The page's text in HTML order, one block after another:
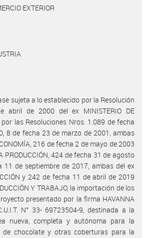
EXTERIOR
sujeta a lo establecido por la Resolución
abril de 2000 del ex MINISTERIO DE
las Resoluciones Nros. 1.089 de fecha
8 de fecha 23 de marzo de 2001, ambas
216 de fecha 2 de mayo de 2003
PRODUCCIÓN, 424 de fecha 31 de agosto
de septiembre de 2017, ambas del ex
y 242 de fecha 11 de abril de 2019
Y TRABAJO, la importación de los
presentado por la firma HAVANNA
N° 33- 69723504-9, destinada a la
nueva, completa y autónoma para la
de chocolate y otras coberturas para la